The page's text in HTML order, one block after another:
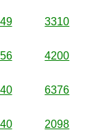
3310
4200
6376
2098